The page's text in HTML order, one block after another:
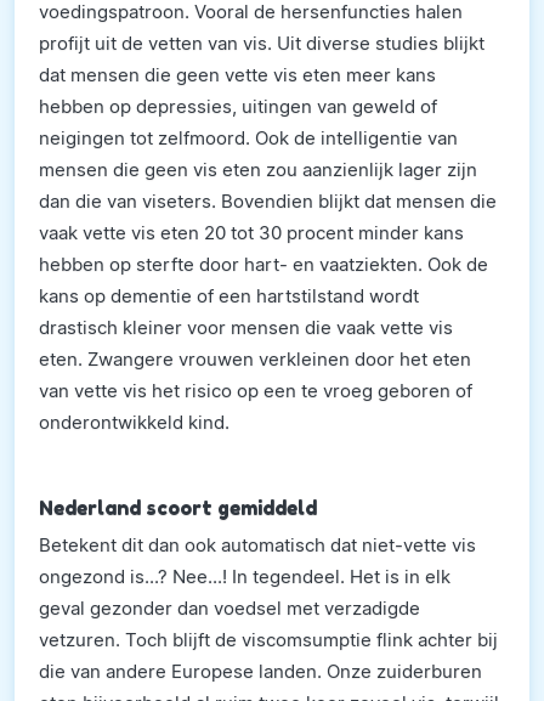
voedingspatroon. Vooral de hersenfuncties halen
profijt uit de vetten van vis. Uit diverse studies blijkt
dat mensen die geen vette vis eten meer kans
hebben op depressies, uitingen van geweld of
neigingen tot zelfmoord. Ook de intelligentie van
mensen die geen vis eten zou aanzienlijk lager zijn
dan die van viseters. Bovendien blijkt dat mensen die
vaak vette vis eten 20 tot 30 procent minder kans
hebben op sterfte door hart- en vaatziekten. Ook de
kans op dementie of een hartstilstand wordt
drastisch kleiner voor mensen die vaak vette vis
eten. Zwangere vrouwen verkleinen door het eten
van vette vis het risico op een te vroeg geboren of
onderontwikkeld kind.
Nederland scoort gemiddeld
Betekent dit dan ook automatisch dat niet-vette vis
ongezond is...? Nee...! In tegendeel. Het is in elk
geval gezonder dan voedsel met verzadigde
vetzuren. Toch blijft de viscomsumptie flink achter bij
die van andere Europese landen. Onze zuiderburen